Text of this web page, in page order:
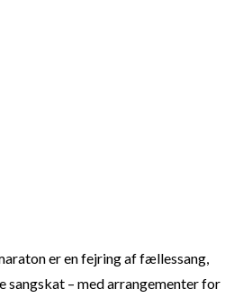
er en fejring af fællessang,
sangskat – med arrangementer for